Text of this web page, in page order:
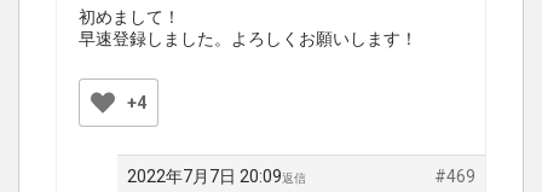
初めまして！
早速登録しました。よろしくお願いします！
+4
2022年7月7日 20:09 #469
返信